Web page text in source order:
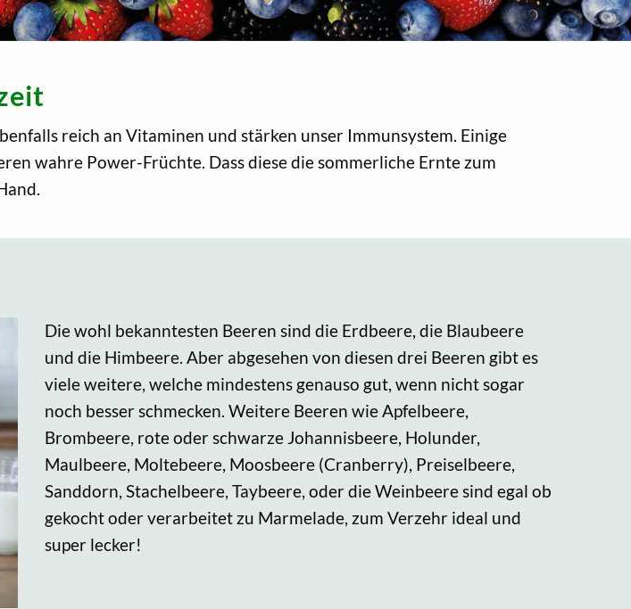
reich an Vitaminen und stärken unser Immunsystem. Einige
wahre Power-Früchte. Dass diese die sommerliche Ernte zum
Die wohl bekanntesten Beeren sind die Erdbeere, die Blaubeere
und die Himbeere. Aber abgesehen von diesen drei Beeren gibt es
viele weitere, welche mindestens genauso gut, wenn nicht sogar
noch besser schmecken. Weitere Beeren wie Apfelbeere,
Brombeere, rote oder schwarze Johannisbeere, Holunder,
Maulbeere, Moltebeere, Moosbeere (Cranberry), Preiselbeere,
Sanddorn, Stachelbeere, Taybeere, oder die Weinbeere sind egal ob
gekocht oder verarbeitet zu Marmelade, zum Verzehr ideal und
super lecker!